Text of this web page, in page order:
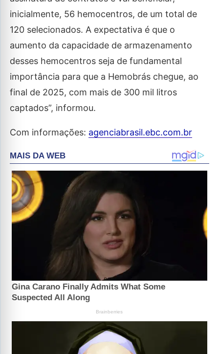
inicialmente, 56 hemocentros, de um total de
120 selecionados. A expectativa é que o
aumento da capacidade de armazenamento
desses hemocentros seja de fundamental
importância para que a Hemobrás chegue, ao
final de 2025, com mais de 300 mil litros
captados”, informou.
Com informações: agenciabrasil.ebc.com.br